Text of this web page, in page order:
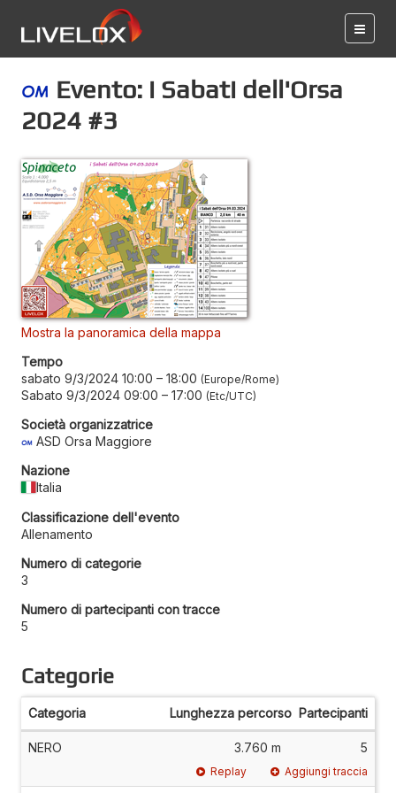
Evento: i Sabati dell'Orsa
2024 #3
Mostra la panoramica della mappa
Tempo
sabato 9/3/2024 10:00 – 18:00 Europe/Rome
Sabato 9/3/2024 09:00 – 17:00 Etc/UTC
Società organizzatrice
ASD Orsa Maggiore
Nazione
Italia
Classificazione dell'evento
Allenamento
Numero di categorie
3
Numero di partecipanti con tracce
5
Categorie
Categoria Lunghezza percorso Partecipanti
NERO 3.760 m 5
Replay Aggiungi traccia